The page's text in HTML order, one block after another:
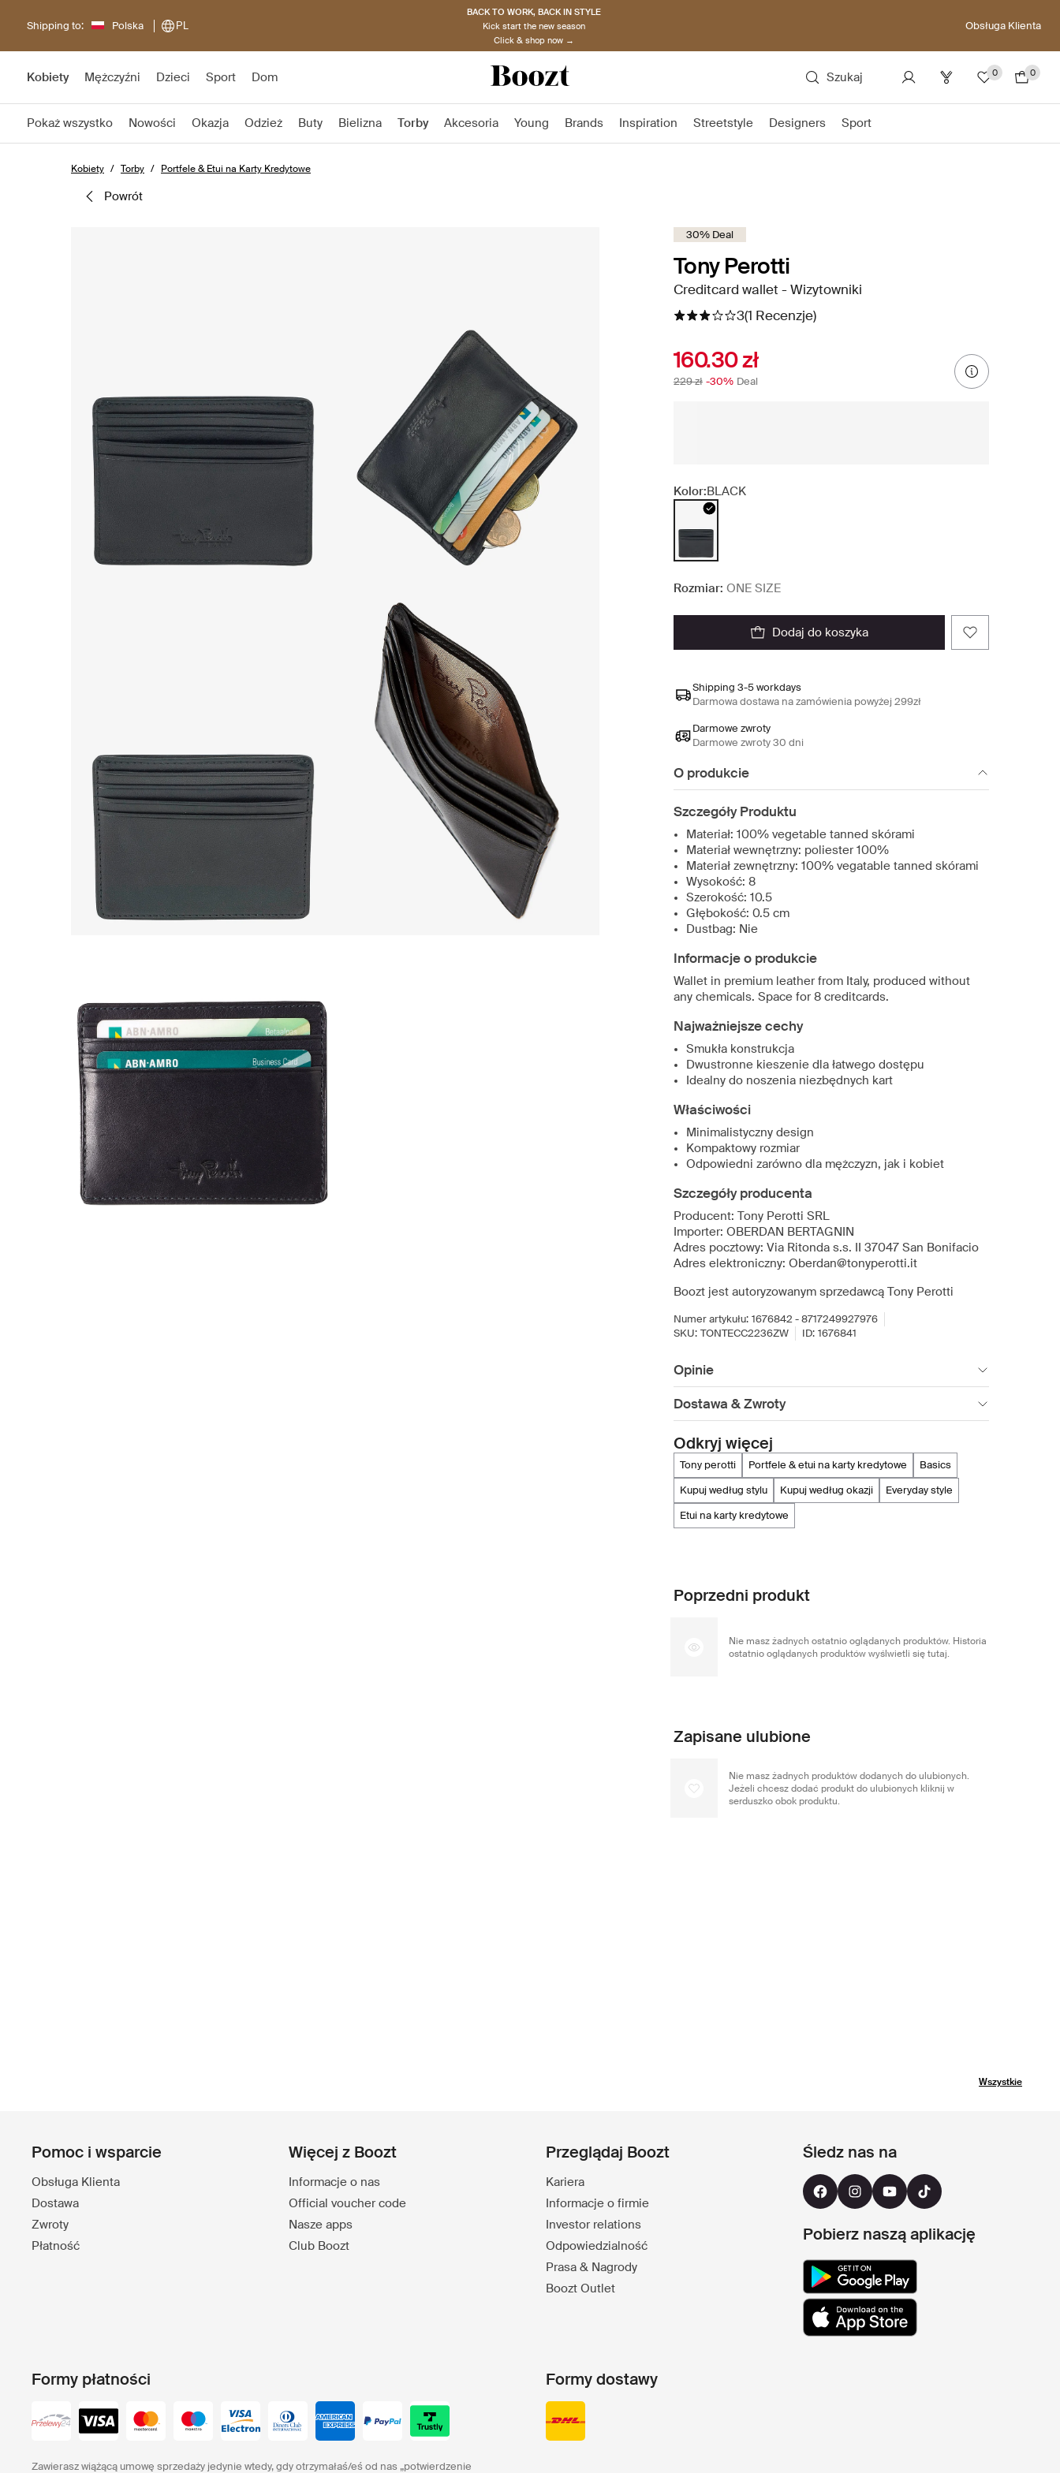
Shipping to: Polska PL
BACK TO WORK, BACK IN STYLE
Kick start the new season
Click & shop now →
Obsługa Klienta
Kobiety Mężczyźni Dzieci Sport Dom Szukaj 0 0
Pokaż wszystko Nowości Okazja Odzież Buty Bielizna Torby Akcesoria Young Brands Inspiration Streetstyle Designers Sport
Kobiety Torby Portfele & Etui na Karty Kredytowe
powrót
30% Deal
Tony Perotti
Creditcard wallet - Wizytowniki
3(1 Recenzje)
160.30 zł
229 zł -30% Deal
Kolor:BLACK
Rozmiar: ONE SIZE
dodaj do koszyka
Shipping 3-5 workdays
Darmowa dostawa na zamówienia powyżej 299zł
Darmowe zwroty
Darmowe zwroty 30 dni
O produkcie
Szczegóły Produktu
Materiał: 100% vegetable tanned skórami
Materiał wewnętrzny: poliester 100%
Materiał zewnętrzny: 100% vegatable tanned skórami
Wysokość: 8
Szerokość: 10.5
Głębokość: 0.5 cm
Dustbag: Nie
Informacje o produkcie
Wallet in premium leather from Italy, produced without
any chemicals. Space for 8 creditcards.
Najważniejsze cechy
Smukła konstrukcja
Dwustronne kieszenie dla łatwego dostępu
Idealny do noszenia niezbędnych kart
Właściwości
Minimalistyczny design
Kompaktowy rozmiar
Odpowiedni zarówno dla mężczyzn, jak i kobiet
Szczegóły producenta
Producent: Tony Perotti SRL
Importer: OBERDAN BERTAGNIN
Adres pocztowy: Via Ritonda s.s. II 37047 San Bonifacio
Adres elektroniczny: Oberdan@tonyperotti.it
Boozt jest autoryzowanym sprzedawcą Tony Perotti
Numer artykułu: 1676842 - 8717249927976
SKU: TONTECC2236ZW ID: 1676841
Opinie
Dostawa & Zwroty
Odkryj więcej
tony perotti portfele & etui na karty kredytowe
basics
kupuj według stylu
kupuj według okazji
everyday style
etui na karty kredytowe
Poprzedni produkt
Nie masz żadnych ostatnio oglądanych produktów. Historia
ostatnio oglądanych produktów wyślwietli się tutaj.
Zapisane ulubione
Nie masz żadnych produktów dodanych do ulubionych.
Jeżeli chcesz dodać produkt do ulubionych kliknij w
serduszko obok produktu.
Wszystkie
Pomoc i wsparcie
Obsługa Klienta
Dostawa
Zwroty
Płatność
Więcej z Boozt
Informacje o nas
Official voucher code
Nasze apps
Club Boozt
Przeglądaj Boozt
Kariera
Informacje o firmie
Investor relations
Odpowiedzialność
Prasa & Nagrody
Boozt Outlet
Śledz nas na
Pobierz naszą aplikację
Formy płatności
Zawierasz wiążącą umowę sprzedaży jedynie wtedy, gdy otrzymałaś/eś od nas „potwierdzenie
Formy dostawy